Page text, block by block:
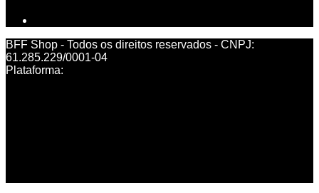
BFF Shop - Todos os direitos reservados - CNPJ:
61.285.229/0001-04
Plataforma: